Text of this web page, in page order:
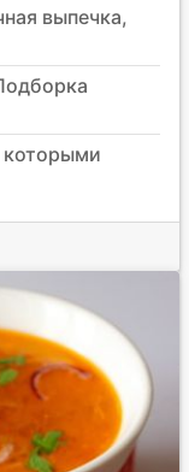
выпечка,
которыми